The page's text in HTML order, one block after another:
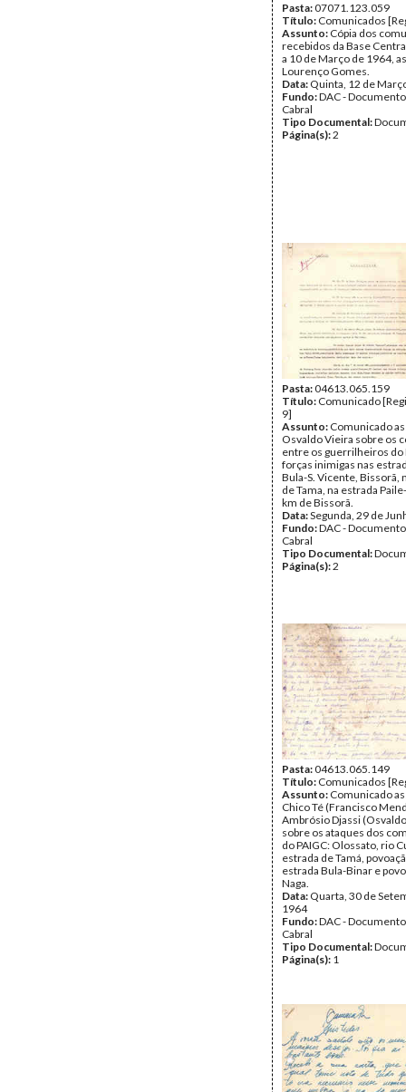
Pasta:07071.123.059
Título: Comunicados
Assunto: Cópia dos
recebidos da Base
a 10 de Março de 1964,
Lourenço Gomes.
Data: Quinta, 12 de
Fundo:DAC -
Cabral
Tipo Documental:
Página(s):2
Pasta:04613.065.159
Título: Comunicado
9]
Assunto: Comunicado
Osvaldo Vieira sobre os
entre os guerrilheiros do
forças inimigas nas
Bula-S. Vicente, Bissorã,
de Tama, na estrada
km de Bissorã.
Data:Segunda, 29 de
Fundo:DAC -
Cabral
Tipo Documental:
Página(s):2
Pasta:04613.065.149
Título: Comunicados
Assunto: Comunicado
Chico Té (Francisco
Ambrósio Djassi
sobre os ataques dos
do PAIGC: Olossato, rio
estrada de Tamá,
estrada Bula-Binar e
Naga.
Data: Quarta, 30 de
1964
Fundo:DAC -
Cabral
Tipo Documental:
Página(s): 1